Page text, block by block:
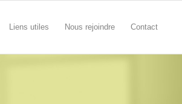
Liens utiles Nous rejoindre Contact